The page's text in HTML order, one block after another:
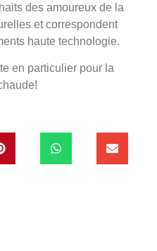
des amoureux de la
et correspondent
haute technologie.
en particulier pour la